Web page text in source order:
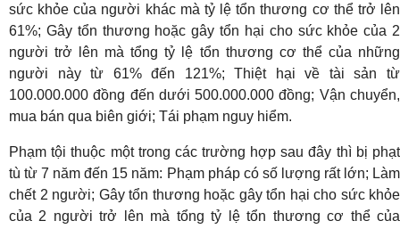
sức khỏe của người khác mà tỷ lệ tổn thương cơ thể trở lên
61%; Gây tổn thương hoặc gây tổn hại cho sức khỏe của 2
người trở lên mà tổng tỷ lệ tổn thương cơ thể của những
người này từ 61% đến 121%; Thiệt hại về tài sản từ
100.000.000 đồng đến dưới 500.000.000 đồng; Vận chuyển,
mua bán qua biên giới; Tái phạm nguy hiểm.
Phạm tội thuộc một trong các trường hợp sau đây thì bị phạt
tù từ 7 năm đến 15 năm: Phạm pháp có số lượng rất lớn; Làm
chết 2 người; Gây tổn thương hoặc gây tổn hại cho sức khỏe
của 2 người trở lên mà tổng tỷ lệ tổn thương cơ thể của